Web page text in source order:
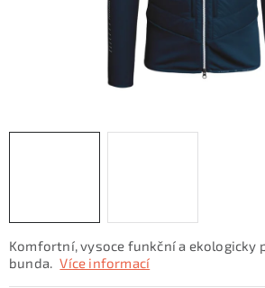
CYKLO Servis
Komfortní, vysoce funkční a ekologicky
bunda. Více informací